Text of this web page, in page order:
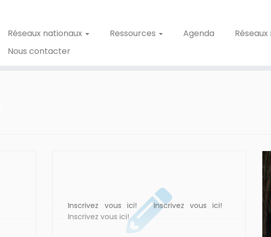
Réseaux nationaux Ressources Agenda
Nous contacter
Inscrivez vous ici! Inscrivez vous ici!
Inscrivez vous ici!